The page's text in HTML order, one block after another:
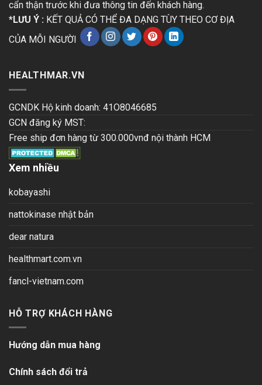
cẩn thận trước khi đưa thông tin đến khách hàng.
*LƯU Ý : KẾT QUẢ CÓ THỂ ĐA DẠNG TÙY THEO CƠ ĐỊA
CỦA MỖI NGƯỜI
HEALTHMAR.VN
GCNDK Hộ kinh doanh: 41O8046685
GCN đăng ký MST:
Free ship đơn hàng từ 300.000vnđ nội thành HCM
Xem nhiều
kobayashi
nattokinase nhật bản
dear natura
healthmart.com.vn
fancl-vietnam.com
HỖ TRỢ KHÁCH HÀNG
Hướng dẫn mua hàng
Chính sách đổi trả